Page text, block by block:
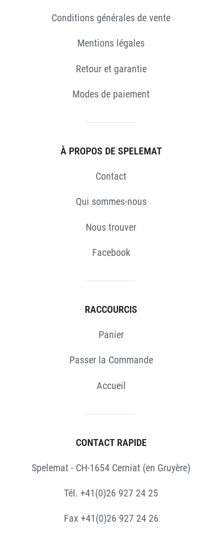
Conditions générales de vente
Mentions légales
Retour et garantie
Modes de paiement
À PROPOS DE SPELEMAT
Contact
Qui sommes-nous
Nous trouver
Facebook
RACCOURCIS
Panier
Passer la Commande
Accueil
CONTACT RAPIDE
Spelemat - CH-1654 Cerniat (en Gruyère)
Tél. +41(0)26 927 24 25
Fax +41(0)26 927 24 26